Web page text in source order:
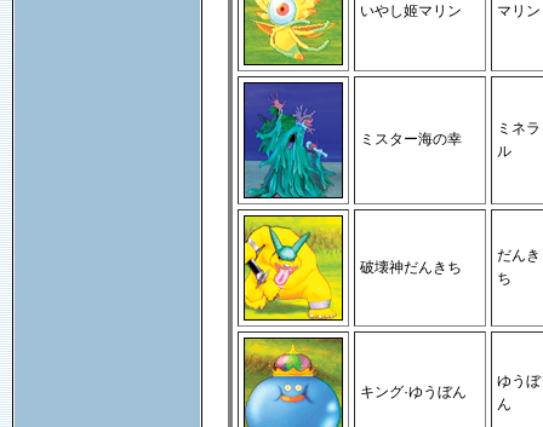
いやし姬マリン マリン
ミスター海の幸
ミネラ
ル
破壊神だんきち
だんき
ち
キング·ゆうぼん
ゆうぼ
ん